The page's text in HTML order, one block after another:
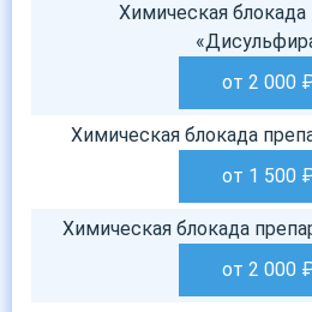
Химическая
от 2 000
Химическая блокада
от 1 500
Химическая блокада
от 2 000